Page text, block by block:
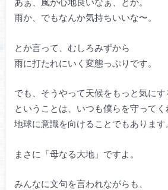
雨か、でもなんか気持ちいいな〜。
とか言って、むしろみずから
雨に打たれにいく変態っぷりです。
でも、そうやって天候をもっと気にす
ということは、いつも僕らを守ってく
地球に意識を向けることでもあります
まさに「母なる大地」ですよ。
みんなに文句を言われながらも、